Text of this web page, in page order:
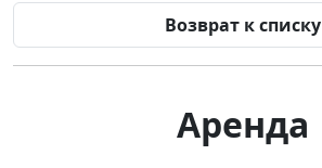
Возврат к списку
Аренда